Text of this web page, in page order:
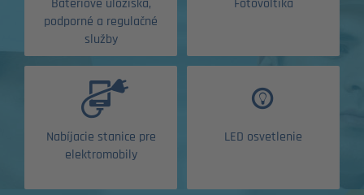
Batériové úložiská,
podporné a regulačné
služby
Fotovoltika
Nabíjacie stanice pre
elektromobily
LED osvetlenie